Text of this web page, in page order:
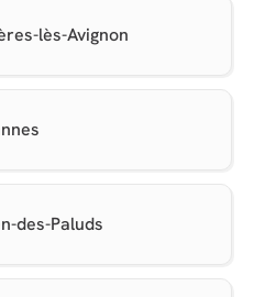
lès-Avignon
des-Paluds